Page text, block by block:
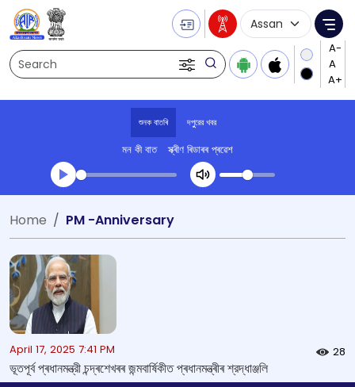
Search
Language
শুনক বাতৰি দপুুরের খবর
মন কী বাত স্ক্ৰীণ ৰিডাৰৰ প্ৰৱেশ
Transcript summary
Home PM -Anniversary
April 17, 2025 7:41 PM 28
ভূতপূৰ্ব প্ৰধানমন্ত্রী চন্দ্ৰশেখৰৰ জন্মবার্ষিকীত প্ৰধানমন্ত্ৰীৰ শ্রদ্ধাঞ্জলি